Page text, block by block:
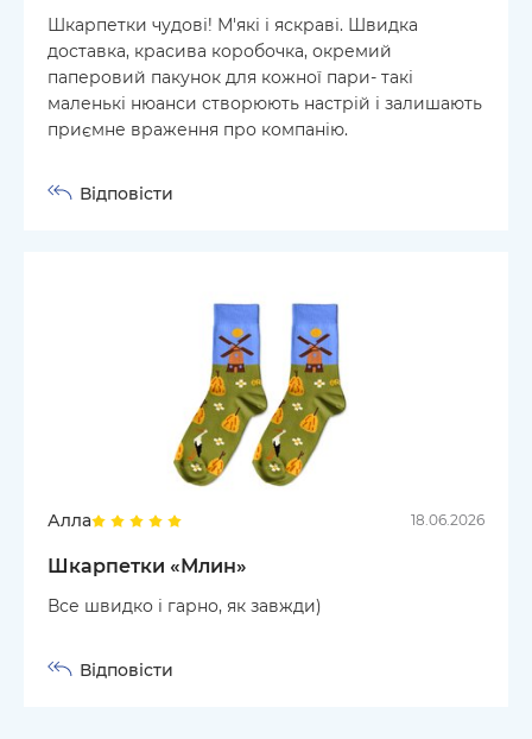
Шкарпетки чудові! М'які і яскраві. Швидка
доставка, красива коробочка, окремий
паперовий пакунок для кожної пари- такі
маленькі нюанси створюють настрій і залишають
приємне враження про компанію.
Відповісти
Алла 18.06.2026
Шкарпетки «Млин»
Все швидко і гарно, як завжди)
Відповісти